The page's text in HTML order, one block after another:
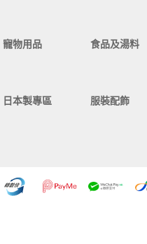
寵物用品 食品及湯料
日本製專區 服裝配飾